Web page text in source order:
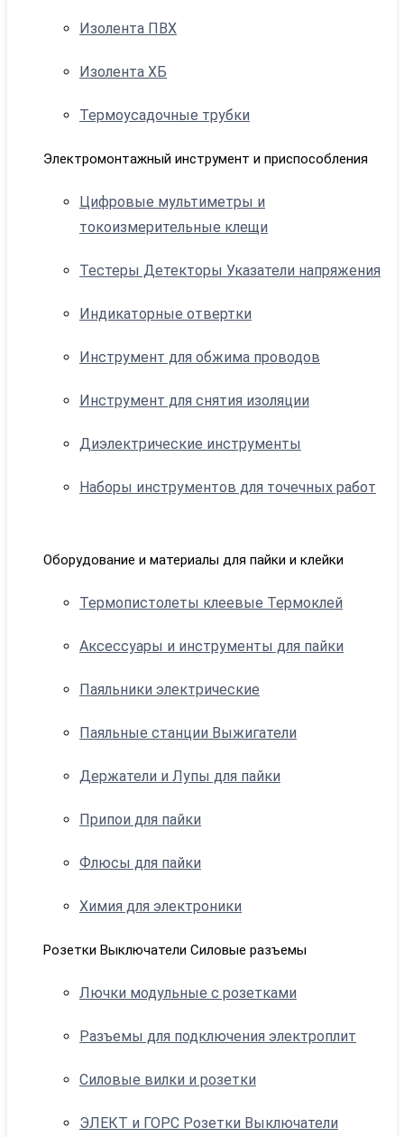
Изолента ПВХ
Изолента ХБ
Термоусадочные трубки
Электромонтажный инструмент и приспособления
Цифровые мультиметры и
токоизмерительные клещи
Тестеры Детекторы Указатели напряжения
Индикаторные отвертки
Инструмент для обжима проводов
Инструмент для снятия изоляции
Диэлектрические инструменты
Наборы инструментов для точечных работ
Оборудование и материалы для пайки и клейки
Термопистолеты клеевые Термоклей
Аксессуары и инструменты для пайки
Паяльники электрические
Паяльные станции Выжигатели
Держатели и Лупы для пайки
Припои для пайки
Флюсы для пайки
Химия для электроники
Розетки Выключатели Силовые разъемы
Лючки модульные с розетками
Разъемы для подключения электроплит
Силовые вилки и розетки
ЭЛЕКТ и ГОРС Розетки Выключатели